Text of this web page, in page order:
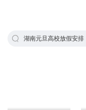
湖南元旦高校放假安排